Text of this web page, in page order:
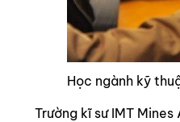
Học ngành kỹ
Trường kĩ sư IMT